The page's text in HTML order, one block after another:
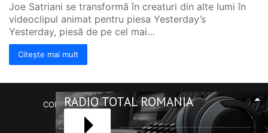
Joe Satriani se transformă în creaturi din alte lumi în
videoclipul animat pentru piesa Yesterday’s
Yesterday, piesă de pe cel mai…
Citește mai mult
COPYRIGHT Radio Total România. (C) 2020-2023
RADIO TOTAL ROMANIA